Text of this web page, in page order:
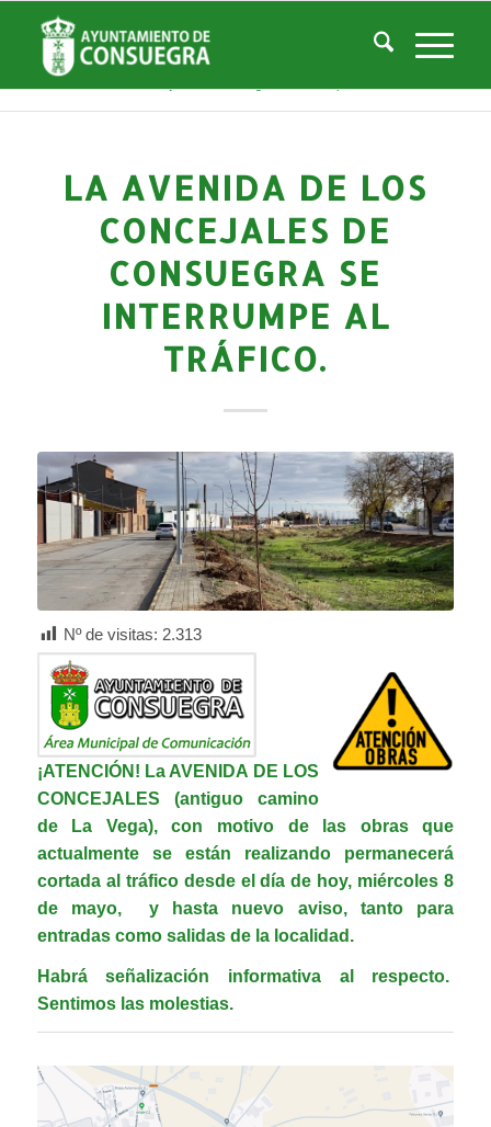
Noticias
Usted está aquí: Inicio / Noticias
Noticias-Actualidad
/
LA AVENIDA DE LOS
CONCEJALES DE
CONSUEGRA SE
INTERRUMPE AL
TRÁFICO.
Nº de visitas: 2.313
¡ATENCIÓN! La AVENIDA DE LOS
CONCEJALES (antiguo camino
de La Vega), con motivo de las obras que
actualmente se están realizando permanecerá
cortada al tráfico desde el día de hoy, miércoles 8
de mayo, y hasta nuevo aviso, tanto para
entradas como salidas de la localidad.
Habrá señalización informativa al respecto.
Sentimos las molestias.